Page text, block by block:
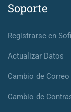
Soporte
Registrarse en
Actualizar Datos
Cambio de Correo
Cambio de